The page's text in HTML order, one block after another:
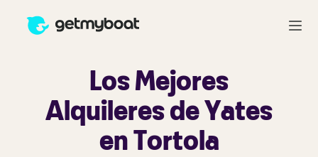
Los Mejores
Alquileres de Yates
en Tortola